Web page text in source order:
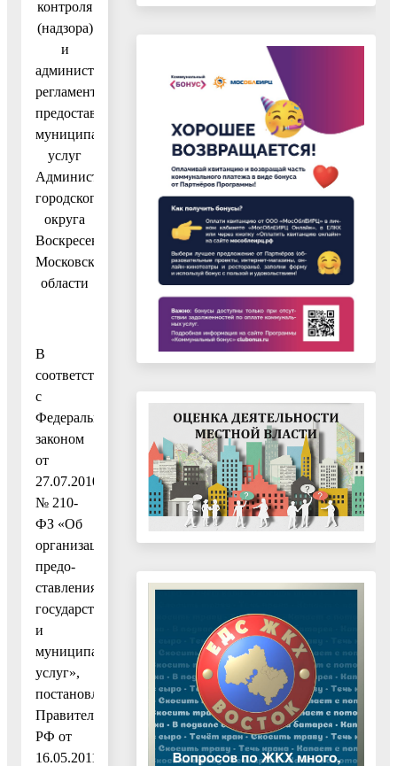
контроля
(надзора)
и
административных
регламентов
предоставления
муниципальных
услуг
Администрации
городского
округа
Воскресенск
Московской
области
В
соответствии
с
Федеральным
законом
от
27.07.2010
№ 210-
ФЗ «Об
организации
предо-
ставления
государственных
и
муниципальных
услуг»,
постановлением
Правительства
РФ от
16.05.2011